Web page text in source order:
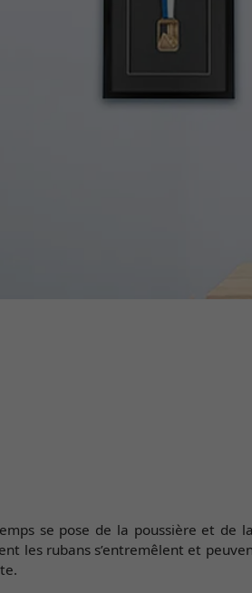
se pose de la poussière et de
les rubans s’entremêlent et